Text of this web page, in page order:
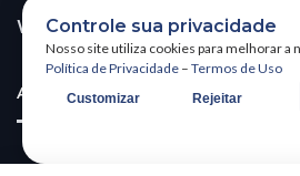
Walter Santos
ASSINE A NOSSA NEWSLETTER!
Controle sua privacidade
Nosso site utiliza cookies para melhorar a
Política de Privacidade – Termos de Uso
Customizar Rejeitar